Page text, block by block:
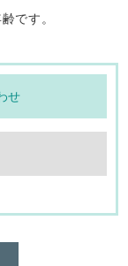
です。
せ